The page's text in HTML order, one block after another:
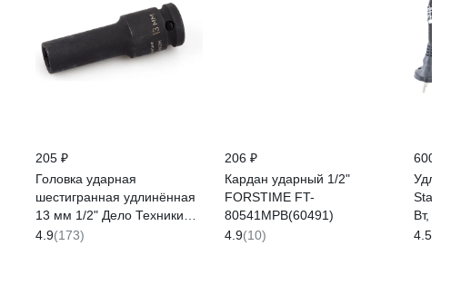
205 ₽
Головка ударная
шестигранная удлинённая
13 мм 1/2" Дело Техники
660213
4.9(173)
206 ₽
Кардан ударный 1/2"
FORSTIME FT-
80541MPB(60491)
4.9(10)
600 ₽
Stayer
Вт, 1
мм2,
4.5